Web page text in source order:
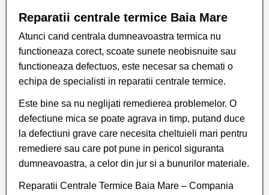
Reparatii centrale termice Baia Mare
Atunci cand centrala dumneavoastra termica nu
functioneaza corect, scoate sunete neobisnuite sau
functioneaza defectuos, este necesar sa chemati o
echipa de specialisti in reparatii centrale termice.
Este bine sa nu neglijati remedierea problemelor. O
defectiune mica se poate agrava in timp, putand duce
la defectiuni grave care necesita cheltuieli mari pentru
remediere sau care pot pune in pericol siguranta
dumneavoastra, a celor din jur si a bunurilor materiale.
Reparatii Centrale Termice Baia Mare – Compania